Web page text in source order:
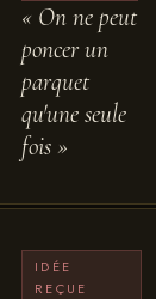
« On ne peut
poncer un
parquet
qu'une seule
fois »
IDÉE
REÇUE